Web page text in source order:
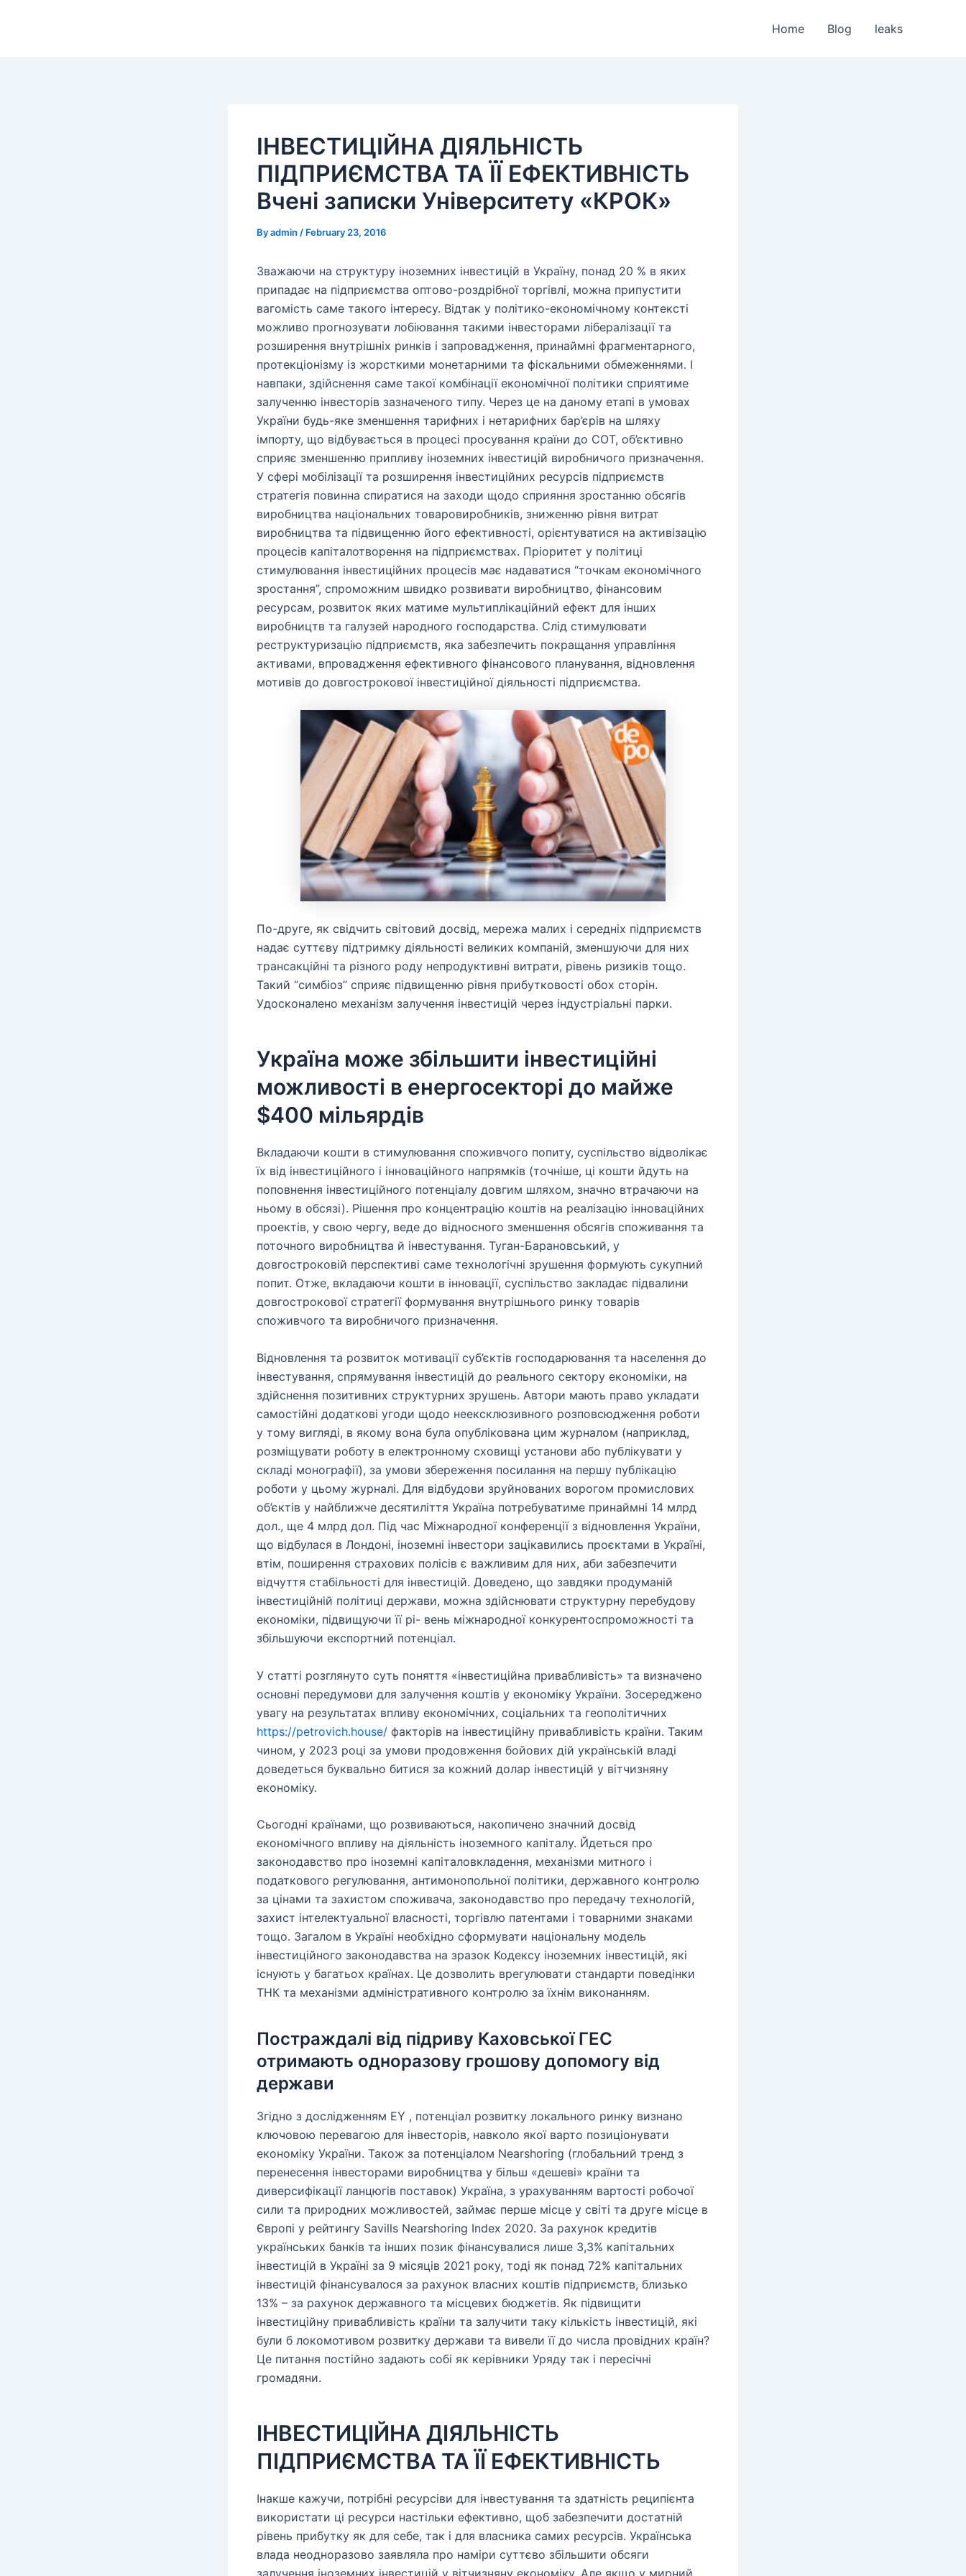
Home Blog leaks
ІНВЕСТИЦІЙНА ДІЯЛЬНІСТЬ
ПІДПРИЄМСТВА ТА ЇЇ ЕФЕКТИВНІСТЬ
Вчені записки Університету «КРОК»
Byadmin / February 23, 2016
Зважаючи на структуру іноземних інвестицій в Україну, понад 20 % в яких
припадає на підприємства оптово-роздрібної торгівлі, можна припустити
вагомість саме такого інтересу. Відтак у політико-економічному контексті
можливо прогнозувати лобіювання такими інвесторами лібералізації та
розширення внутрішніх ринків і запровадження, принаймні фрагментарного,
протекціонізму із жорсткими монетарними та фіскальними обмеженнями. І
навпаки, здійснення саме такої комбінації економічної політики сприятиме
залученню інвесторів зазначеного типу. Через це на даному етапі в умовах
України будь-яке зменшення тарифних і нетарифних бар’єрів на шляху
імпорту, що відбувається в процесі просування країни до СОТ, об’єктивно
сприяє зменшенню припливу іноземних інвестицій виробничого призначення.
У сфері мобілізації та розширення інвестиційних ресурсів підприємств
стратегія повинна спиратися на заходи щодо сприяння зростанню обсягів
виробництва національних товаровиробників, зниженню рівня витрат
виробництва та підвищенню його ефективності, орієнтуватися на активізацію
процесів капіталотворення на підприємствах. Пріоритет у політиці
стимулювання інвестиційних процесів має надаватися “точкам економічного
зростання”, спроможним швидко розвивати виробництво, фінансовим
ресурсам, розвиток яких матиме мультиплікаційний ефект для інших
виробництв та галузей народного господарства. Слід стимулювати
реструктуризацію підприємств, яка забезпечить покращання управління
активами, впровадження ефективного фінансового планування, відновлення
мотивів до довгострокової інвестиційної діяльності підприємства.
По-друге, як свідчить світовий досвід, мережа малих і середніх підприємств
надає суттєву підтримку діяльності великих компаній, зменшуючи для них
трансакційні та різного роду непродуктивні витрати, рівень ризиків тощо.
Такий “симбіоз” сприяє підвищенню рівня прибутковості обох сторін.
Удосконалено механізм залучення інвестицій через індустріальні парки.
Україна може збільшити інвестиційні
можливості в енергосекторі до майже
$400 мільярдів
Вкладаючи кошти в стимулювання споживчого попиту, суспільство відволікає
їх від інвестиційного і інноваційного напрямків (точніше, ці кошти йдуть на
поповнення інвестиційного потенціалу довгим шляхом, значно втрачаючи на
ньому в обсязі). Рішення про концентрацію коштів на реалізацію інноваційних
проектів, у свою чергу, веде до відносного зменшення обсягів споживання та
поточного виробництва й інвестування. Туган-Барановський, у
довгостроковій перспективі саме технологічні зрушення формують сукупний
попит. Отже, вкладаючи кошти в інновації, суспільство закладає підвалини
довгострокової стратегії формування внутрішнього ринку товарів
споживчого та виробничого призначення.
Відновлення та розвиток мотивації суб’єктів господарювання та населення до
інвестування, спрямування інвестицій до реального сектору економіки, на
здійснення позитивних структурних зрушень. Автори мають право укладати
самостійні додаткові угоди щодо неексклюзивного розповсюдження роботи
у тому вигляді, в якому вона була опублікована цим журналом (наприклад,
розміщувати роботу в електронному сховищі установи або публікувати у
складі монографії), за умови збереження посилання на першу публікацію
роботи у цьому журналі. Для відбудови зруйнованих ворогом промислових
об’єктів у найближче десятиліття Україна потребуватиме принаймні 14 млрд
дол., ще 4 млрд дол. Під час Міжнародної конференції з відновлення України,
що відбулася в Лондоні, іноземні інвестори зацікавились проєктами в Україні,
втім, поширення страхових полісів є важливим для них, аби забезпечити
відчуття стабільності для інвестицій. Доведено, що завдяки продуманій
інвестиційній політиці держави, можна здійснювати структурну перебудову
економіки, підвищуючи її рі- вень міжнародної конкурентоспроможності та
збільшуючи експортний потенціал.
У статті розглянуто суть поняття «інвестиційна привабливість» та визначено
основні передумови для залучення коштів у економіку України. Зосереджено
увагу на результатах впливу економічних, соціальних та геополітичних
https://petrovich.house/ факторів на інвестиційну привабливість країни. Таким
чином, у 2023 році за умови продовження бойових дій українській владі
доведеться буквально битися за кожний долар інвестицій у вітчизняну
економіку.
Сьогодні країнами, що розвиваються, накопичено значний досвід
економічного впливу на діяльність іноземного капіталу. Йдеться про
законодавство про іноземні капіталовкладення, механізми митного і
податкового регулювання, антимонопольної політики, державного контролю
за цінами та захистом споживача, законодавство про передачу технологій,
захист інтелектуальної власності, торгівлю патентами і товарними знаками
тощо. Загалом в Україні необхідно сформувати національну модель
інвестиційного законодавства на зразок Кодексу іноземних інвестицій, які
існують у багатьох країнах. Це дозволить врегулювати стандарти поведінки
ТНК та механізми адміністративного контролю за їхнім виконанням.
Постраждалі від підриву Каховської ГЕС
отримають одноразову грошову допомогу від
держави
Згідно з дослідженням EY , потенціал розвитку локального ринку визнано
ключовою перевагою для інвесторів, навколо якої варто позиціонувати
економіку України. Також за потенціалом Nearshoring (глобальний тренд з
перенесення інвесторами виробництва у більш «дешеві» країни та
диверсифікації ланцюгів поставок) Україна, з урахуванням вартості робочої
сили та природних можливостей, займає перше місце у світі та друге місце в
Європі у рейтингу Savills Nearshoring Index 2020. За рахунок кредитів
українських банків та інших позик фінансувалися лише 3,3% капітальних
інвестицій в Україні за 9 місяців 2021 року, тоді як понад 72% капітальних
інвестицій фінансувалося за рахунок власних коштів підприємств, близько
13% – за рахунок державного та місцевих бюджетів. Як підвищити
інвестиційну привабливість країни та залучити таку кількість інвестицій, які
були б локомотивом розвитку держави та вивели її до числа провідних країн?
Це питання постійно задають собі як керівники Уряду так і пересічні
громадяни.
ІНВЕСТИЦІЙНА ДІЯЛЬНІСТЬ
ПІДПРИЄМСТВА ТА ЇЇ ЕФЕКТИВНІСТЬ
Інакше кажучи, потрібні ресурсіви для інвестування та здатність реципієнта
використати ці ресурси настільки ефективно, щоб забезпечити достатній
рівень прибутку як для себе, так і для власника самих ресурсів. Українська
влада неодноразово заявляла про наміри суттєво збільшити обсяги